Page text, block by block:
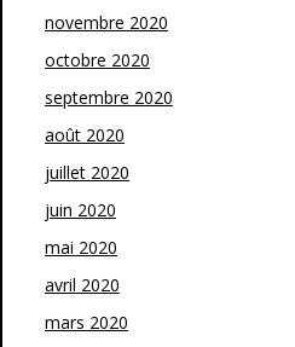
novembre 2020
octobre 2020
septembre 2020
août 2020
juillet 2020
juin 2020
mai 2020
avril 2020
mars 2020